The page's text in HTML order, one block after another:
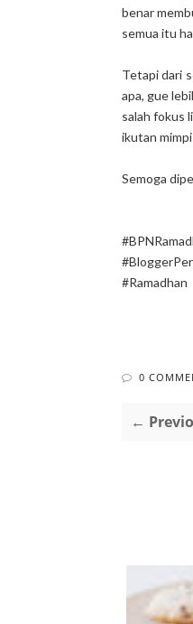
benar
semua itu
Tetapi dari
apa, gue
salah fokus
ikutan
Semoga
#Ramadhan
0
←